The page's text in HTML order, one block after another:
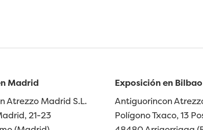
Madrid
Atrezzo Madrid S.L.
21-23
Exposición en Bilbao
Antiguorincon
Polígono Txaco, 13